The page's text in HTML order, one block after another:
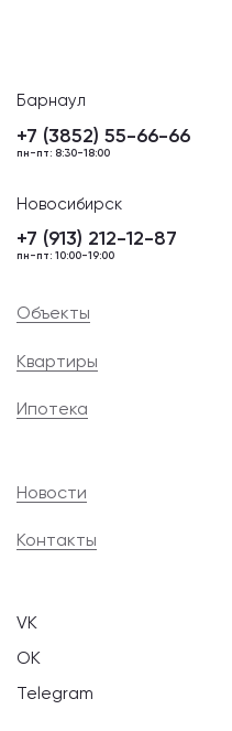
Барнаул
+7 (3852) 55-66-66
пн-пт: 8:30-18:00
Новосибирск
+7 (913) 212-12-87
пн-пт: 10:00-19:00
Объекты
Квартиры
Ипотека
Новости
Контакты
VK
OK
Telegram